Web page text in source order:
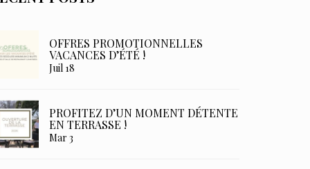
OFFRES PROMOTIONNELLES
VACANCES D’ÉTÉ !
Juil 18
PROFITEZ D’UN MOMENT DÉTENTE
EN TERRASSE !
Mar 3